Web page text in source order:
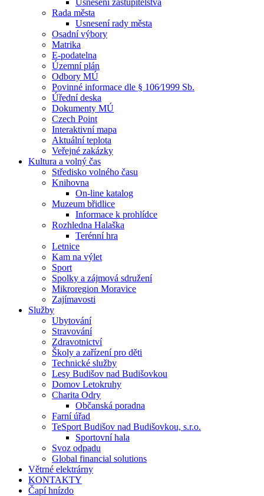
Usnesení zastupitelstva
Rada města
Usnesení rady města
Osadní výbory
Matrika
E-podatelna
Územní plán
Odbory MÚ
Povinné informace dle § 106⁄1999 Sb.
Úřední deska
Dokumenty MÚ
Czech Point
Interaktivní mapa
Aktuální teplota
Veřejné zakázky
Kultura a volný čas
Středisko volného času
Knihovna
On-line katalog
Muzeum břidlice
Informace k prohlídce
Rozhledna Halaška
Terénní hra
Letnice
Kam na výlet
Sport
Spolky a zájmová sdružení
Mikroregion Moravice
Zajímavosti
Služby
Ubytování
Stravování
Zdravotnictví
Školy a zařízení pro děti
Technické služby
Lesy Budišov nad Budišovkou
Domov Letokruhy
Charita Odry
Občanská poradna
Farní úřad
TeSport Budišov nad Budišovkou, s.r.o.
Sportovní hala
Svoz odpadu
Global financial solutions
Větrné elektrárny
KONTAKTY
Čapí hnízdo